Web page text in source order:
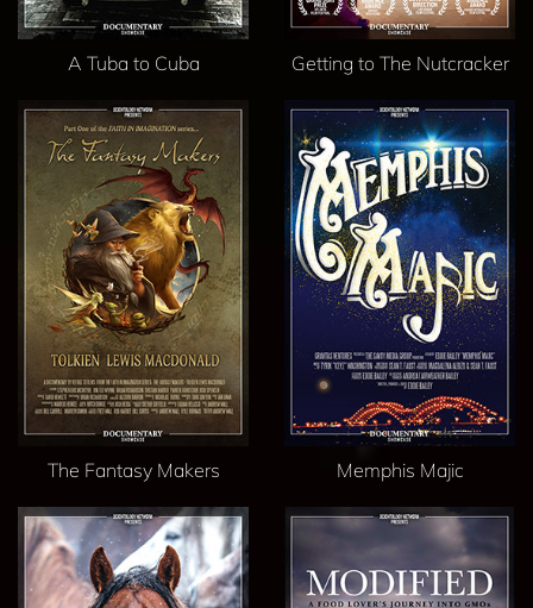
A Tuba to Cuba Getting to The Nutcracker
The Fantasy Makers Memphis Majic